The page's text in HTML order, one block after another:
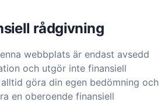
rådgivning
webbplats är endast avsedd
och utgör inte finansiell
göra din egen bedömning och
en oberoende finansiell